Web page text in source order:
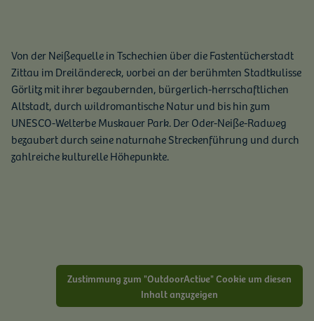
Von der Neißequelle in Tschechien über die Fastentücherstadt
Zittau im Dreiländereck, vorbei an der berühmten Stadtkulisse
Görlitz mit ihrer bezaubernden, bürgerlich-herrschaftlichen
Altstadt, durch wildromantische Natur und bis hin zum
UNESCO-Welterbe Muskauer Park. Der Oder-Neiße-Radweg
bezaubert durch seine naturnahe Streckenführung und durch
zahlreiche kulturelle Höhepunkte.
Zustimmung zum "OutdoorActive" Cookie um diesen
Inhalt anzuzeigen